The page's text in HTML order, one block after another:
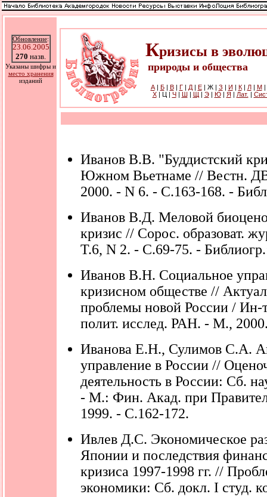
Обновление:
23.06.2005
270 назв.
Указаны шифры и
место хранения
изданий
Кризисы в
природы и общества
А| Б| В| Г| Д| Е| Ж | З | И | К| Л| М|
Х| Ц | Ч| Ш| Щ | Э| Ю| Я | Лат. |
Иванов В.В. "Буддистский
Южном Вьетнаме // Вестн.
2000. - N 6. - С.163-168. -
Иванов В.Д. Меловой
кризис // Сорос. образоват.
Т.6, N 2. - С.69-75. -
Иванов В.Н. Социальное
кризисном обществе //
проблемы новой России / Ин-
полит. исслед. РАН. - М.,
Иванова Е.Н., Сулимов С.А.
управление в России //
деятельность в России: Сб.
- М.: Фин. Акад. при
1999. - С.162-172.
Ивлев Д.С. Экономическое
Японии и последствия
кризиса 1997-1998 гг. //
экономики: Сб. докл. I студ.